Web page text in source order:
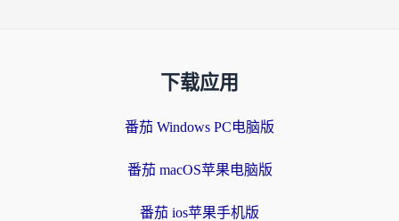
下载应用
番茄 Windows PC电脑版
番茄 macOS苹果电脑版
番茄 ios苹果手机版